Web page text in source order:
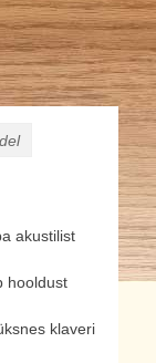
akustilist
hooldust
klaveri